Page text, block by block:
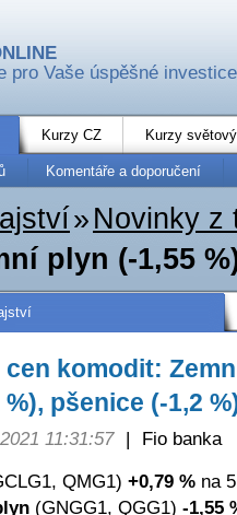
pro Vaše úspěšné investice
Kurzy CZ Kurzy
Komentáře a doporučení
» Novinky z
plyn (-1,55
komodit:
%), pšenice (-1,2
11:31:57 |
Fio banka
QMG1) +0,79 % na
(GNGG1, QGG1) -1,55